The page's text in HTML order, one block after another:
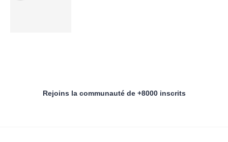
Rejoins la communauté de +8000 inscrits